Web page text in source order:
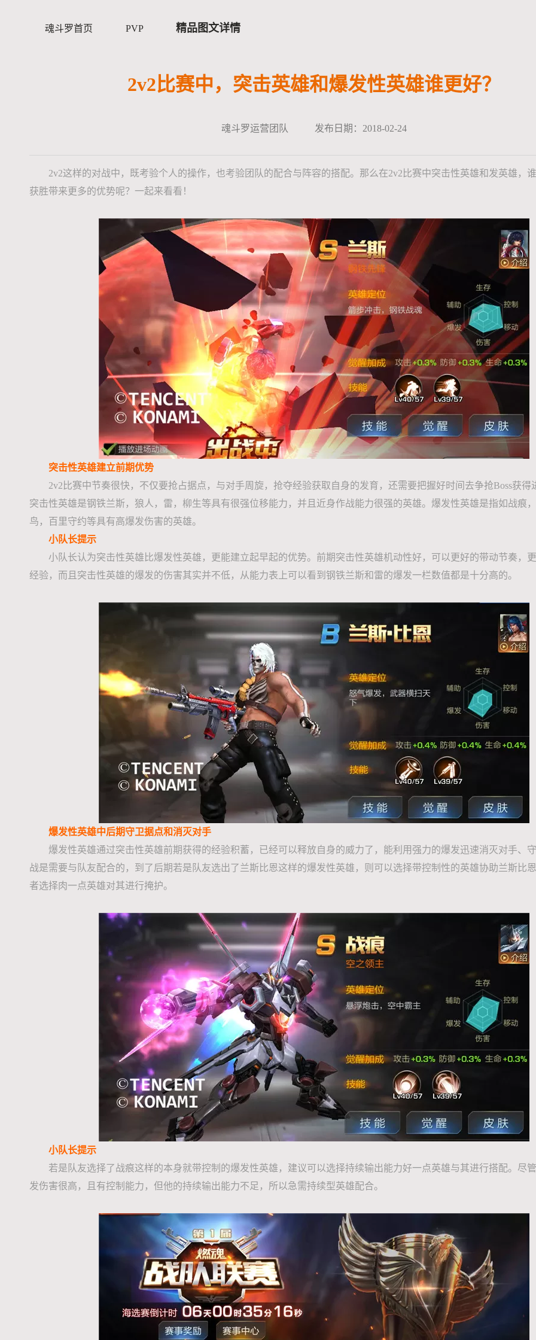
魂斗罗首页 PVP 精品图文详情
2v2比赛中，突击英雄和爆发性英雄谁更好？
魂斗罗运营团队 发布日期：2018-02-24
2v2这样的对战中，既考验个人的操作，也考验团队的配合与阵容的搭配。那么在2v2比赛中突击性英雄和发英雄，
获胜带来更多的优势呢？一起来看看！
突击性英雄建立前期优势
2v2比赛中节奏很快，不仅要抢占据点，与对手周旋，抢夺经验获取自身的发育，还需要把握好时间去争抢Boss获得
突击性英雄是钢铁兰斯，狼人，雷，柳生等具有很强位移能力，并且近身作战能力很强的英雄。爆发性英雄是指如战痕
鸟，百里守约等具有高爆发伤害的英雄。
小队长提示
小队长认为突击性英雄比爆发性英雄，更能建立起早起的优势。前期突击性英雄机动性好，可以更好的带动节奏，
经验，而且突击性英雄的爆发的伤害其实并不低，从能力表上可以看到钢铁兰斯和雷的爆发一栏数值都是十分高的。
爆发性英雄中后期守卫据点和消灭对手
爆发性英雄通过突击性英雄前期获得的经验积蓄，已经可以释放自身的威力了，能利用强力的爆发迅速消灭对手、
战是需要与队友配合的，到了后期若是队友选出了兰斯比恩这样的爆发性英雄，则可以选择带控制性的英雄协助兰斯比
者选择肉一点英雄对其进行掩护。
小队长提示
若是队友选择了战痕这样的本身就带控制的爆发性英雄，建议可以选择持续输出能力好一点英雄与其进行搭配。尽
发伤害很高，且有控制能力，但他的持续输出能力不足，所以急需持续型英雄配合。